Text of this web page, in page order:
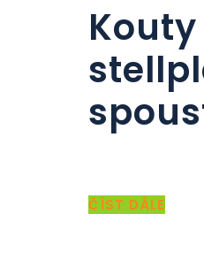
ČÍST DÁLE